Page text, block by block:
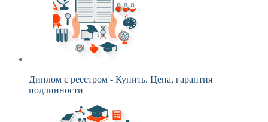
Диплом с реестром - Купить. Цена, гарантия
подлинности